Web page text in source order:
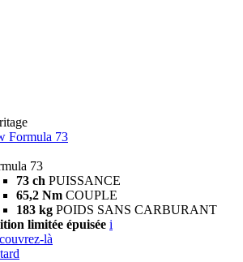
Formula 73
73
73 ch PUISSANCE
65,2 Nm COUPLE
183 kg POIDS SANS CARBURANT
limitée épuisée i
là